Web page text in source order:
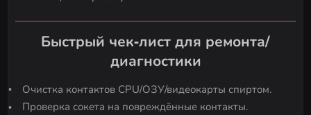
Быстрый чек‑лист для ремонта/
диагностики
Очистка контактов CPU/ОЗУ/видеокарты спиртом.
Проверка сокета на повреждённые контакты.